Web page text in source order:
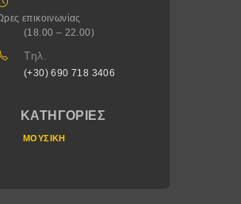
επικοινωνίας
(18.00 – 22.00)
Τηλ.
(+30) 690 718 3406
ΚΑΤΗΓΟΡΊΕΣ
ΜΟΥΣΙΚΉ